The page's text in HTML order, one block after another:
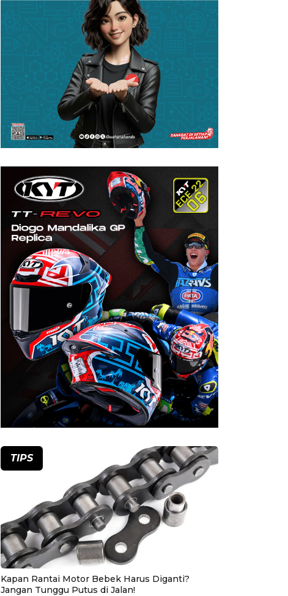
TIPS
Kapan Rantai Motor Bebek Harus Diganti?
Jangan Tunggu Putus di Jalan!